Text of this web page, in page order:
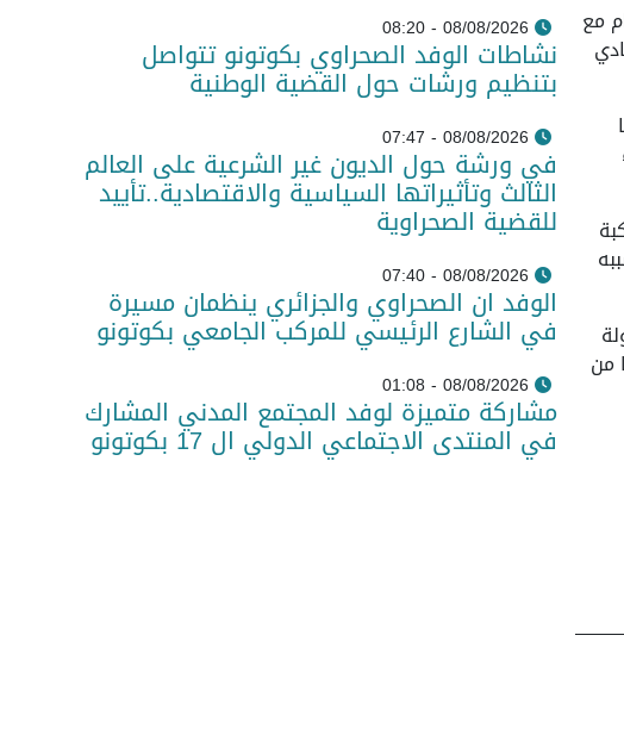
مع
من
08/08/2026 - 08:20
نشاطات الوفد الصحراوي بكوتونو تتواصل
بتنظيم ورشات حول القضية الوطنية
08/08/2026 - 07:47
في ورشة حول الديون غير الشرعية على العالم
الثالث وتأثيراتها السياسية والاقتصادية..تأييد
للقضية الصحراوية
08/08/2026 - 07:40
الوفد ان الصحراوي والجزائري ينظمان مسيرة
في الشارع الرئيسي للمركب الجامعي بكوتونو
08/08/2026 - 01:08
مشاركة متميزة لوفد المجتمع المدني المشارك
في المنتدى الاجتماعي الدولي ال 17 بكوتونو